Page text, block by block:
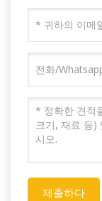
제출하다